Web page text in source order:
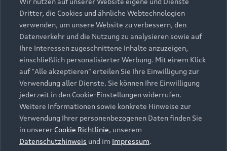
Elektromodelle
Plug-in-Hybride
Gebrauchtwagensuche
Gebrauchtwagen
Finanzierung
Aktionen & Angebote
Geschäftskunden
Saisonale Angebote
Audi Services
Garantie
Audi digital services
myAudi
Support
Kundenservice
Händlersuche
Audi Code
Häufige Fragen (FAQ)
Audi Online Beratung
Über Audi
Unternehmen
Karriere
Investor Relations
Presse & Media Center
© 2026 AUDI AG. Alle Rechte vorbehalten
Dritter, die Cookies und ähnliche Webtechnologien
verwenden, um unsere Website zu verbessern, den
Datenverkehr und die Nutzung zu analysieren sowie auf
Ihre Interessen zugeschnittene Inhalte anzuzeigen,
einschließlich personalisierter Werbung. Mit einem Klick
auf "Alle akzeptieren" erteilen Sie Ihre Einwilligung zur
Verwendung aller Dienste. Sie können Ihre Einwilligung
jederzeit in den Cookie-Einstellungen widerrufen.
Weitere Informationen sowie konkrete Hinweise zur
Verwendung Ihrer personenbezogenen Daten finden Sie
in unserer Cookie Richtlinie, unserem
Datenschutzhinweis und im Impressum.